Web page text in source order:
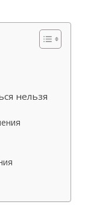
нельзя